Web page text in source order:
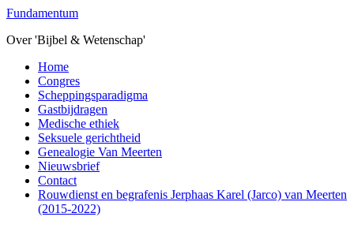
Overslaan
de
inhoud
Fundamentum
Over 'Bijbel & Wetenschap'
Toggle
mobiel
menu
Home
Congres
Scheppingsparadigma
Gastbijdragen
Medische ethiek
Seksuele gerichtheid
Genealogie Van Meerten
Nieuwsbrief
Contact
Rouwdienst en begrafenis Jerphaas Karel (Jarco) van Meerten
(2015-2022)